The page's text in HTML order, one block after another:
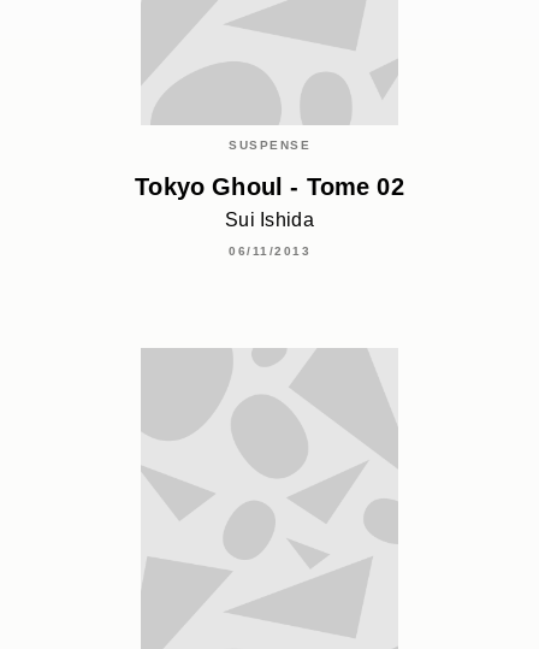
SUSPENSE
Tokyo Ghoul - Tome 02
Sui Ishida
06/11/2013